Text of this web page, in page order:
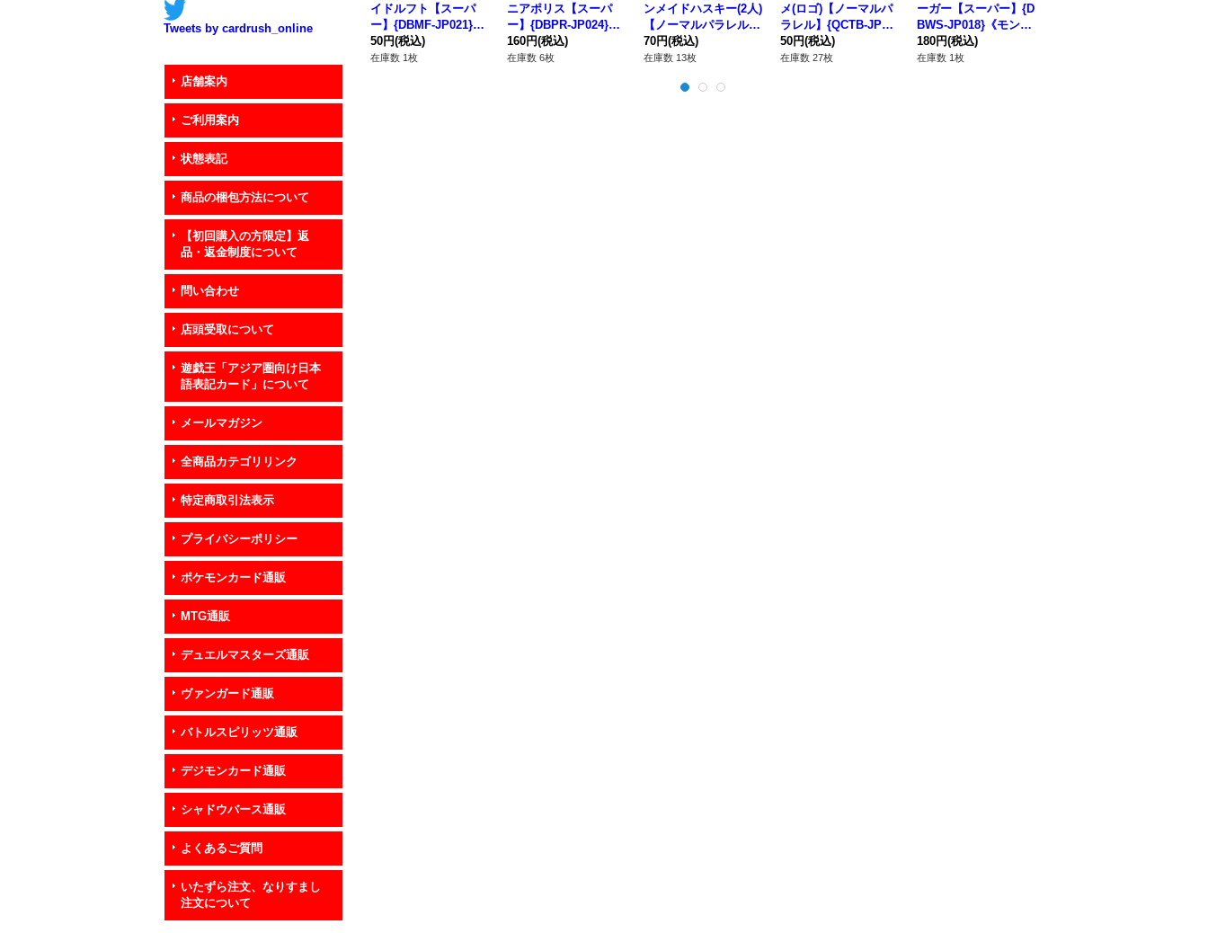
Tweets by cardrush_online
店舗案内
ご利用案内
状態表記
商品の梱包方法について
【初回購入の方限定】返
品・返金制度について
問い合わせ
店頭受取について
遊戯王「アジア圏向け日本
語表記カード」について
メールマガジン
全商品カテゴリリンク
特定商取引法表示
プライバシーポリシー
ポケモンカード通販
MTG通販
デュエルマスターズ通販
ヴァンガード通販
バトルスピリッツ通販
デジモンカード通販
シャドウバース通販
よくあるご質問
いたずら注文、なりすまし
注文について
イドルフト【スーパ
ー】{DBMF-JP021}
《モンスター》
50円(税込)
在庫数 1枚
ニアポリス【スーパ
ー】{DBPR-JP024}
《魔法》
160円(税込)
在庫数 6枚
ンメイドハスキー(2人)
【ノーマルパラレル】
{SLF1-JP065}《融
合》
70円(税込)
在庫数 13枚
メ(ロゴ)【ノーマルパ
ラレル】{QCTB-JP00
8}《モンスター》
50円(税込)
在庫数 27枚
ーガー【スーパー】{D
BWS-JP018}《モンス
ター》
180円(税込)
在庫数 1枚